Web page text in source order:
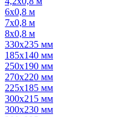
6х0,8 м
7х0,8 м
8х0,8 м
330х235 мм
185х140 мм
250х190 мм
270х220 мм
225х185 мм
300х215 мм
300х230 мм